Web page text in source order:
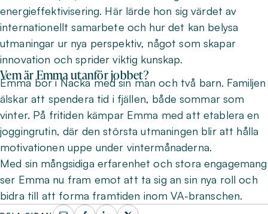
energieffektivisering. Här lärde hon sig värdet av
internationellt samarbete och hur det kan belysa
utmaningar ur nya perspektiv, något som skapar
innovation och sprider viktig kunskap.
Vem är Emma utanför jobbet?
Emma bor i Nacka med sin man och två barn. Familjen
älskar att spendera tid i fjällen, både sommar som
vinter. På fritiden kämpar Emma med att etablera en
joggingrutin, där den största utmaningen blir att hålla
motivationen uppe under vintermånaderna.
Med sin mångsidiga erfarenhet och stora engagemang
ser Emma nu fram emot att ta sig an sin nya roll och
bidra till att forma framtiden inom VA-branschen.